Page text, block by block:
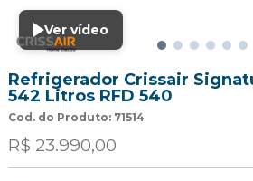
Ver vídeo
Refrigerador Crissair
542 Litros RFD 540
Cod. do Produto: 71514
R$ 23.990,00